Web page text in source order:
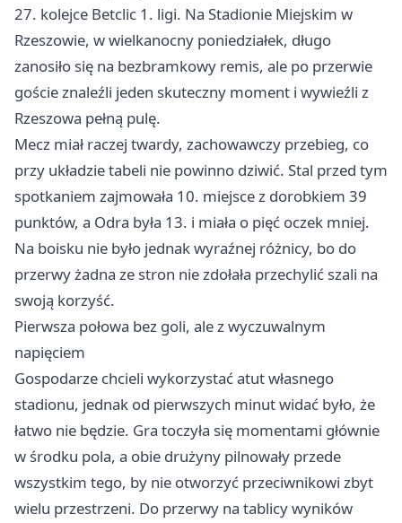
27. kolejce Betclic 1. ligi. Na Stadionie Miejskim w
Rzeszowie, w wielkanocny poniedziałek, długo
zanosiło się na bezbramkowy remis, ale po przerwie
goście znaleźli jeden skuteczny moment i wywieźli z
Rzeszowa pełną pulę.
Mecz miał raczej twardy, zachowawczy przebieg, co
przy układzie tabeli nie powinno dziwić. Stal przed tym
spotkaniem zajmowała 10. miejsce z dorobkiem 39
punktów, a Odra była 13. i miała o pięć oczek mniej.
Na boisku nie było jednak wyraźnej różnicy, bo do
przerwy żadna ze stron nie zdołała przechylić szali na
swoją korzyść.
Pierwsza połowa bez goli, ale z wyczuwalnym
napięciem
Gospodarze chcieli wykorzystać atut własnego
stadionu, jednak od pierwszych minut widać było, że
łatwo nie będzie. Gra toczyła się momentami głównie
w środku pola, a obie drużyny pilnowały przede
wszystkim tego, by nie otworzyć przeciwnikowi zbyt
wielu przestrzeni. Do przerwy na tablicy wyników